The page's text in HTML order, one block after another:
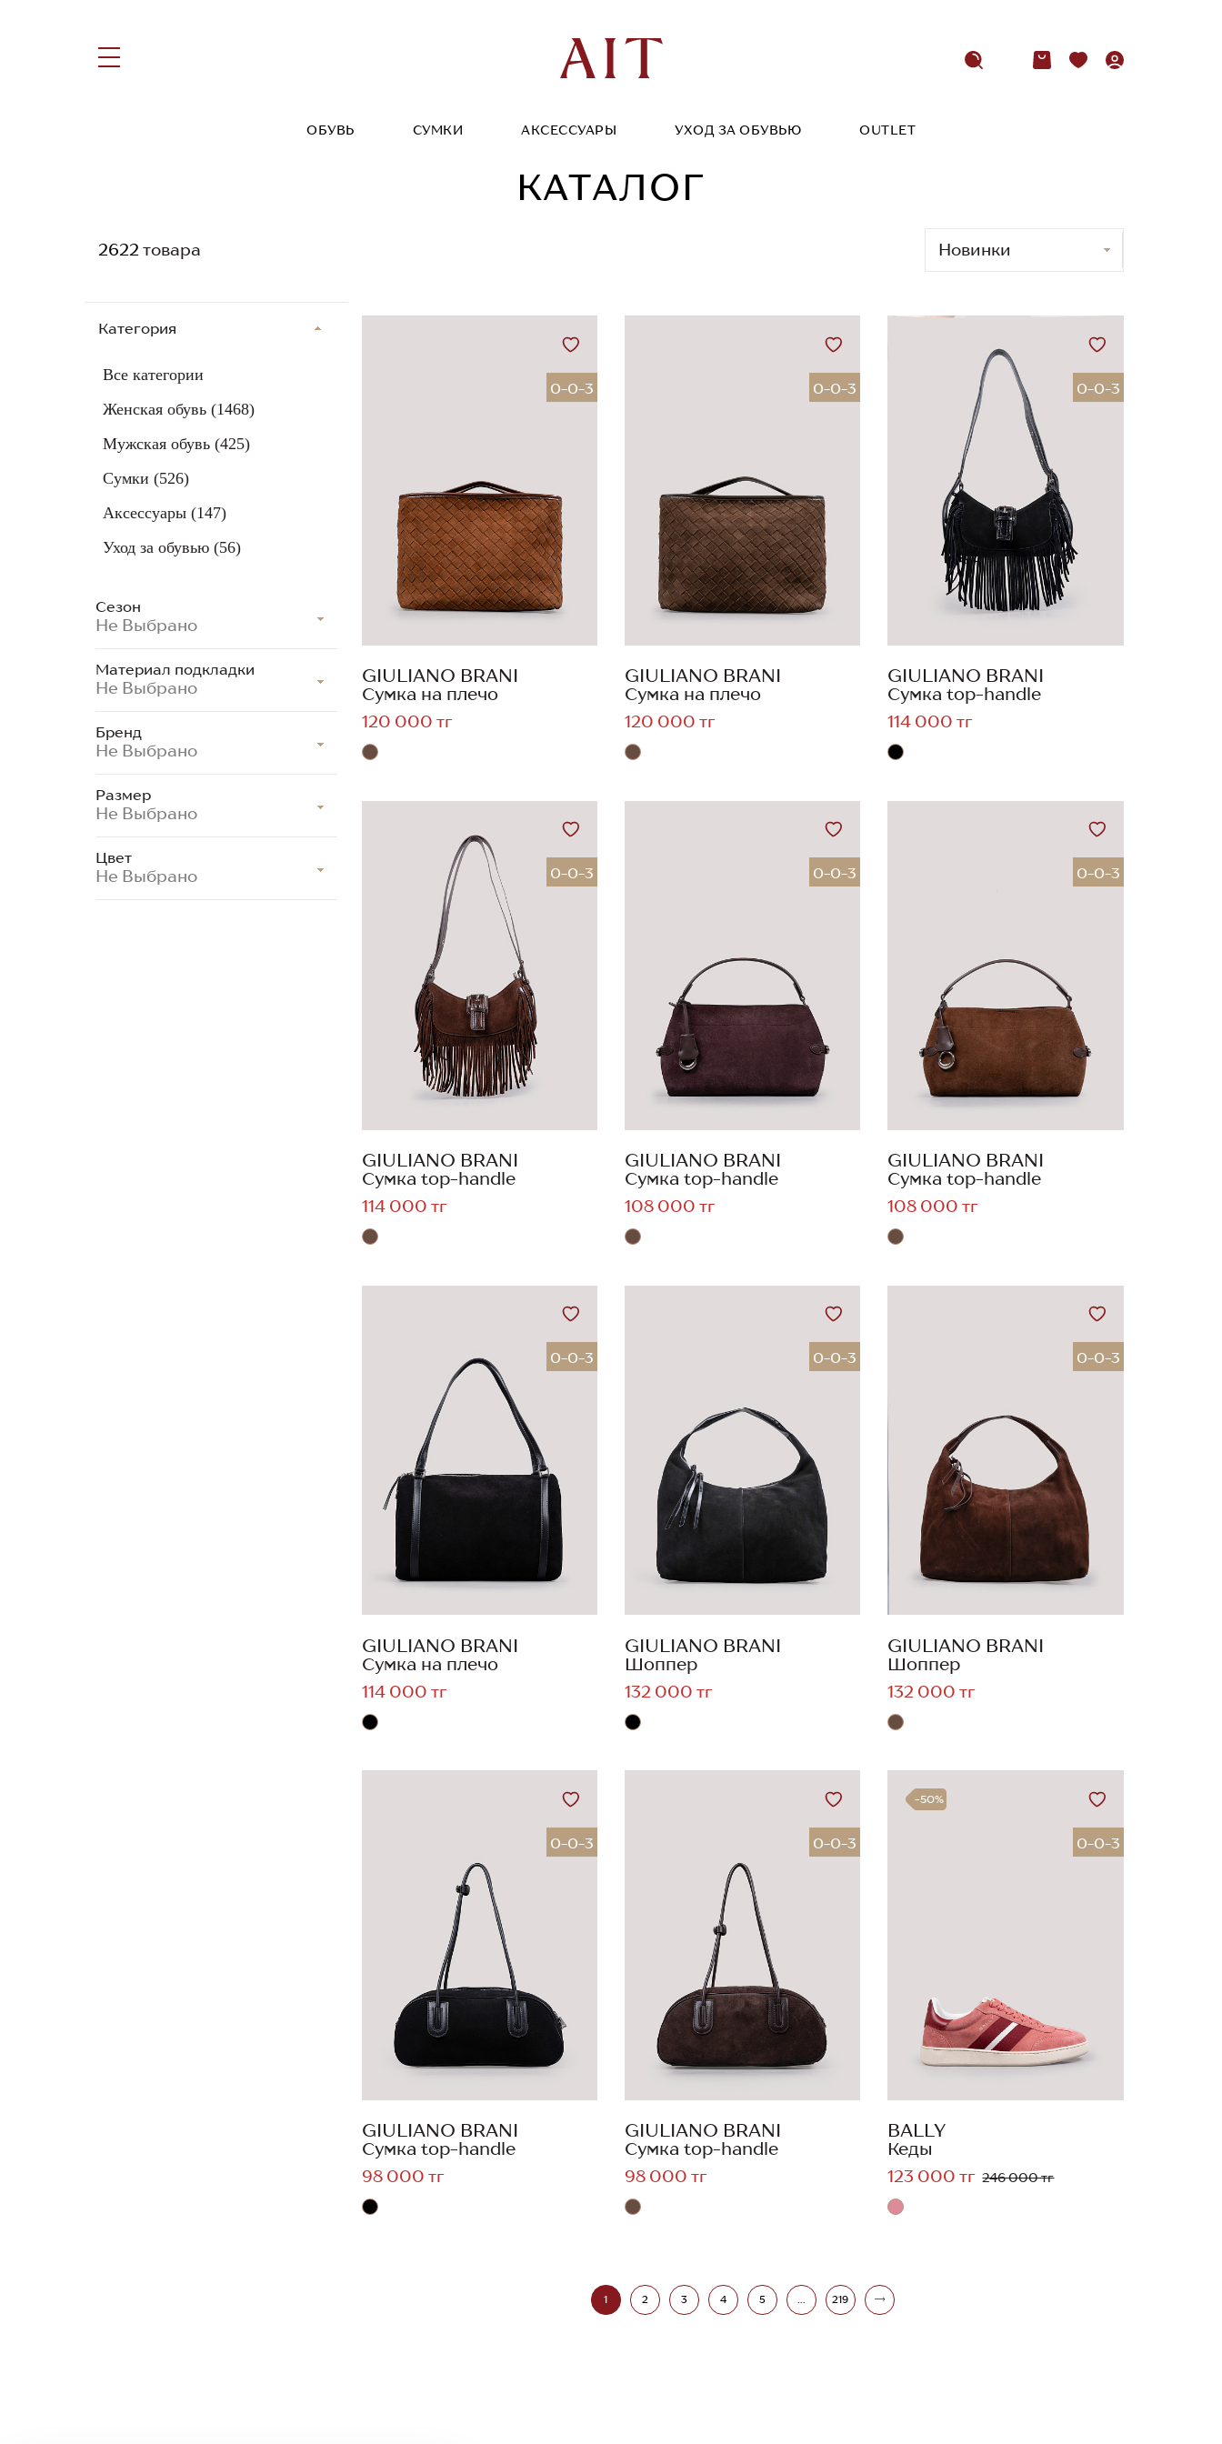
ОБУВЬ СУМКИ АКСЕССУАРЫ УХОД ЗА ОБУВЬЮ OUTLET
КАТАЛОГ
Категория
Все категории
Женская обувь (1468)
Мужская обувь (425)
Сумки (526)
Аксессуары (147)
Уход за обувью (56)
Сезон
Не Выбрано
Материал подкладки
Не Выбрано
Бренд
Не Выбрано
Размер
Не Выбрано
Цвет
Не Выбрано
0-0-3
GIULIANO BRANI
Сумка на плечо
120 000 тг
0-0-3
GIULIANO BRANI
Сумка на плечо
120 000 тг
0-0-3
GIULIANO BRANI
Сумка top-handle
114 000 тг
0-0-3
GIULIANO BRANI
Сумка top-handle
114 000 тг
0-0-3
GIULIANO BRANI
Сумка top-handle
108 000 тг
0-0-3
GIULIANO BRANI
Сумка top-handle
108 000 тг
0-0-3
GIULIANO BRANI
Сумка на плечо
114 000 тг
0-0-3
GIULIANO BRANI
Шоппер
132 000 тг
0-0-3
GIULIANO BRANI
Шоппер
132 000 тг
0-0-3
GIULIANO BRANI
Сумка top-handle
98 000 тг
0-0-3
GIULIANO BRANI
Сумка top-handle
98 000 тг
-50%
0-0-3
BALLY
Кеды
123 000 тг 246 000 тг
1 2 3 4 5 219
2622товара